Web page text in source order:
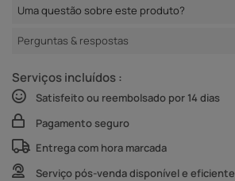
Uma questão sobre este produto?
Perguntas & respostas
Serviços incluídos :
Satisfeito ou reembolsado por 14 dias
Pagamento seguro
Entrega com hora marcada
Serviço pós-venda disponível e eficiente